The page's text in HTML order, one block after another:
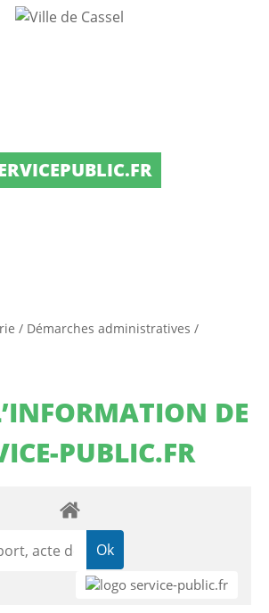
/ Démarches administratives /
DE
PUBLIC.FR